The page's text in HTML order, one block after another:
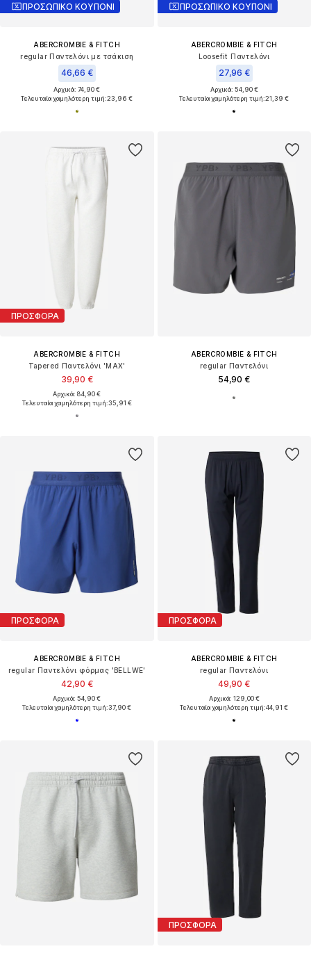
ΠΡΟΣΩΠΙΚΟ ΚΟΥΠΟΝΙ
ABERCROMBIE & FITCH
regular Παντελόνι με τσάκιση
46,66 €
Αρχικά: 74,90 €
Τελευταία χαμηλότερη τιμή:23,96 €
ΠΡΟΣΩΠΙΚΟ ΚΟΥΠΟΝΙ
ABERCROMBIE & FITCH
Loosefit Παντελόνι
27,96 €
Αρχικά: 54,90 €
Τελευταία χαμηλότερη τιμή:21,39 €
ΠΡΟΣΦΟΡΑ
ABERCROMBIE & FITCH
Tapered Παντελόνι 'MAX'
39,90 €
Αρχικά: 84,90 €
Τελευταία χαμηλότερη τιμή:35,91 €
ABERCROMBIE & FITCH
regular Παντελόνι
54,90 €
ΠΡΟΣΦΟΡΑ
ABERCROMBIE & FITCH
regular Παντελόνι φόρμας 'BELLWE'
42,90 €
Αρχικά: 54,90 €
Τελευταία χαμηλότερη τιμή:37,90 €
ΠΡΟΣΦΟΡΑ
ABERCROMBIE & FITCH
regular Παντελόνι
49,90 €
Αρχικά: 129,00 €
Τελευταία χαμηλότερη τιμή:44,91 €
ΠΡΟΣΦΟΡΑ